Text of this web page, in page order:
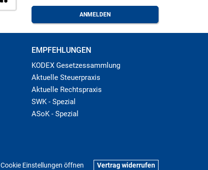
EMPFEHLUNGEN
KODEX Gesetzessammlung
Aktuelle Steuerpraxis
Aktuelle Rechtspraxis
SWK - Spezial
ASoK - Spezial
Cookie Einstellungen öffnen Vertrag widerrufen